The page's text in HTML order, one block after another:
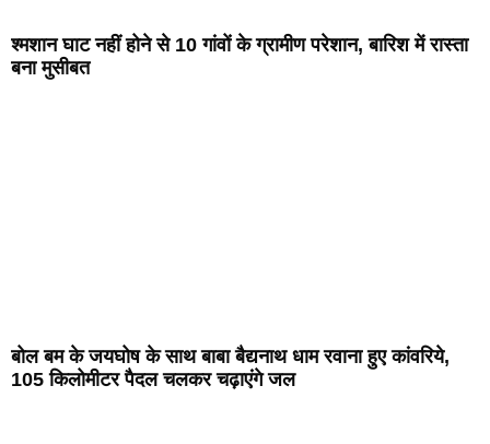
श्मशान घाट नहीं होने से 10 गांवों के ग्रामीण परेशान, बारिश में रास्ता
बना मुसीबत
बोल बम के जयघोष के साथ बाबा बैद्यनाथ धाम रवाना हुए कांवरिये,
105 किलोमीटर पैदल चलकर चढ़ाएंगे जल